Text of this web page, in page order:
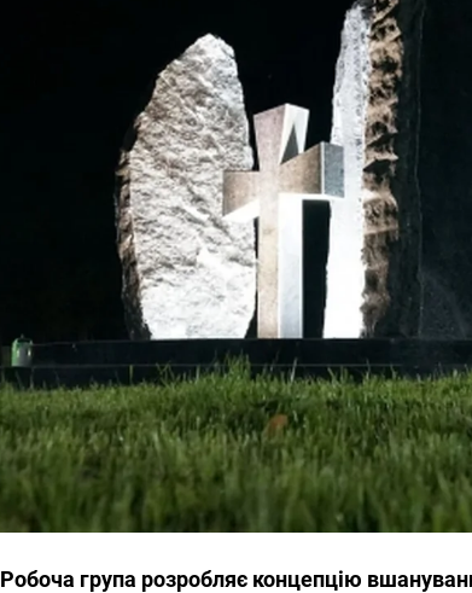
Робоча група розробляє концепцію